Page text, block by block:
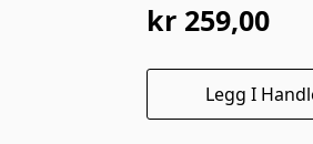
kr 259,00
Legg I